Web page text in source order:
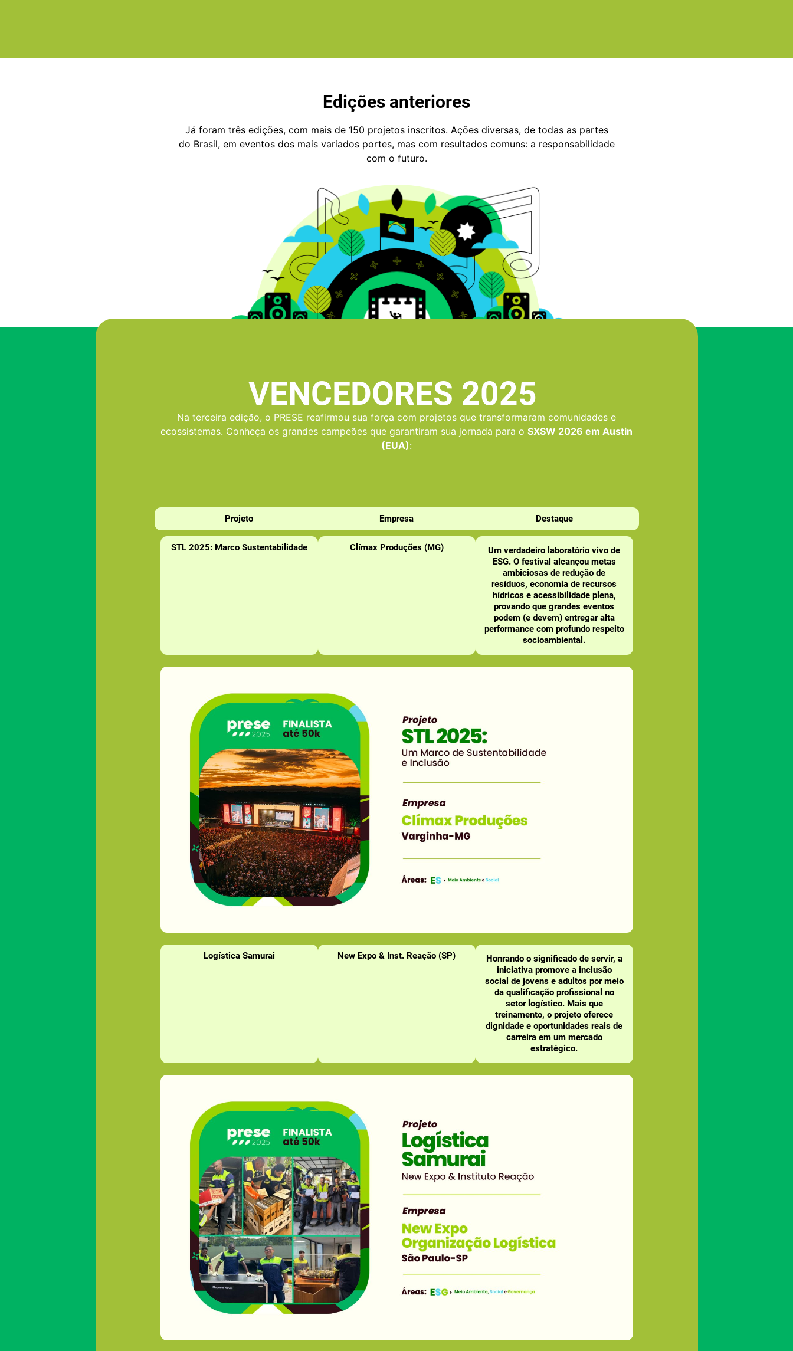
Edições anteriores
Já foram três edições, com mais de 150 projetos inscritos. Ações diversas, de todas as partes
do Brasil, em eventos dos mais variados portes, mas com resultados comuns: a responsabilidade
com o futuro.
VENCEDORES 2025
Na terceira edição, o PRESE reafirmou sua força com projetos que transformaram comunidades e
ecossistemas. Conheça os grandes campeões que garantiram sua jornada para o SXSW 2026 em Austin
(EUA):
Projeto Empresa Destaque
STL 2025: Marco Sustentabilidade Clímax Produções (MG)
Um verdadeiro laboratório vivo de
ESG. O festival alcançou metas
ambiciosas de redução de
resíduos, economia de recursos
hídricos e acessibilidade plena,
provando que grandes eventos
podem (e devem) entregar alta
performance com profundo respeito
socioambiental.
Logística Samurai New Expo & Inst. Reação (SP)
Honrando o significado de servir, a
iniciativa promove a inclusão
social de jovens e adultos por meio
da qualificação profissional no
setor logístico. Mais que
treinamento, o projeto oferece
dignidade e oportunidades reais de
carreira em um mercado
estratégico.